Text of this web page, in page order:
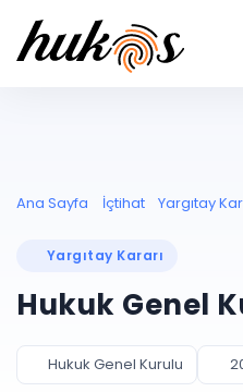
Ana Sayfa İçtihat Yargıtay
Yargıtay Kararı
Hukuk Genel
Hukuk Genel Kurulu